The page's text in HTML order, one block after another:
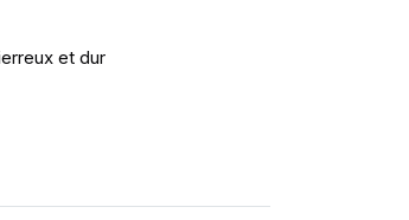
et dur